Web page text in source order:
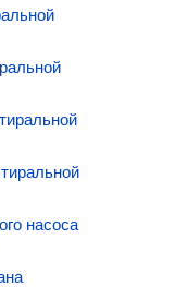
насоса